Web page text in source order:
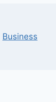
Business